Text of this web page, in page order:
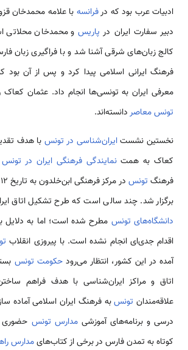
ادبیات عرب بود که درفرانسه
دبیر سفارت ایران در پاریسو محمدخان محلاتی
کالج زبان‌های شرقی آشنا شد و با فراگیری زبان
فرهنگ ایرانی اسلامی پیدا کرد و پس از آن بود
معرفی ایران به تونسی‌ها انجام داد. عثمان
تونس معاصردانسته‌اند.
نخستین نشستایران‌شناسی در تونسبا هدف
کعاک به همتنمایندگی فرهنگی ایران در تونس
فرهنگ تونس
برگزار شد. چند سالی است که طرح تشکیل اتاق
دانشگاه‌های تونس مطرح شده است؛ اما به دلایل
اقدام جدی‌ای انجام نشده است. با پیروزی انقلاب
آمده در این کشور، انتظار می‌رود حکومت تونس
اتاق و مراکز ایران‌شناسی با هدف فراهم
علاقه‌مندان تونسبه فرهنگ ایران اسلامی آماده
درسی و برنامه‌های آموزشیمدارس تونس حضوری
کوتاه به تمدن فارس در برخی از کتاب‌هایمدارس